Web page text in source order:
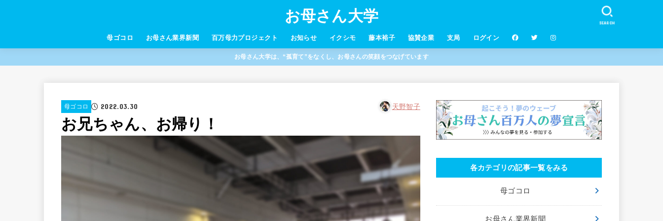
お母さん大学
母ゴコロ お母さん業界新聞 百万母力プロジェクト お知らせ イクシモ 藤本裕子 協賛企業 支局 ログイン
SEARCH
お母さん大学は、“孤育て”をなくし、お母さんの笑顔をつなげています
母ゴコロ 2022.03.30 天野智子
お兄ちゃん、お帰り！
各カテゴリの記事一覧をみる
母ゴコロ
お母さん業界新聞